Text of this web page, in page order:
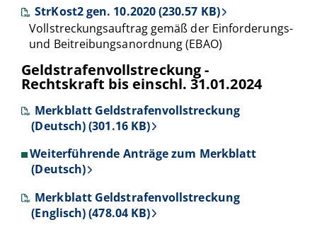
StrKost2 gen. 10.2020 (230.57 KB)
Vollstreckungsauftrag gemäß der Einforderungs-
und Beitreibungsanordnung (EBAO)
Geldstrafenvollstreckung -
Rechtskraft bis einschl. 31.01.2024
Merkblatt Geldstrafenvollstreckung
(Deutsch) (301.16 KB)
Weiterführende Anträge zum Merkblatt
(Deutsch)
Merkblatt Geldstrafenvollstreckung
(Englisch) (478.04 KB)